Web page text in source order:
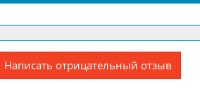
Написать отрицательный отзыв